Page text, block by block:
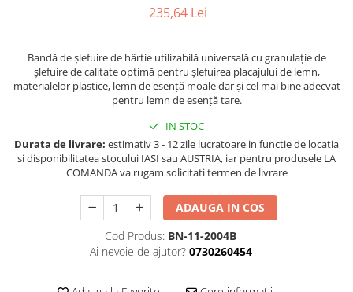
Strunguri cu cutie de viteze
Strunguri metal cu freza
Strunguri universale
Strunguri universale cu afisaj
Strunguri universale cu viteza
variabila
Masini de gaurit - Vario - cu masa
Masini de gaurit cu angrenaj, masa
235,64 Lei
Bandă de şlefuire de hârtie utilizabilă universală cu granulaţie de
şlefuire de calitate optimă pentru şlefuirea placajului de lemn,
materialelor plastice, lemn de esenţă moale dar şi cel mai bine adecvat
pentru lemn de esenţă tare.
IN STOC
Durata de livrare: estimativ 3 - 12 zile lucratoare in functie de locatia
si disponibilitatea stocului IASI sau AUSTRIA, iar pentru produsele LA
COMANDA va rugam solicitati termen de livrare
ADAUGA IN COS
Cod Produs: BN-11-2004B
Ai nevoie de ajutor? 0730260454